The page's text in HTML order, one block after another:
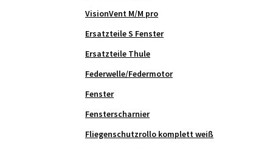
VisionVent M/M pro
Ersatzteile S Fenster
Ersatzteile Thule
Federwelle/Federmotor
Fenster
Fensterscharnier
Fliegenschutzrollo komplett weiß